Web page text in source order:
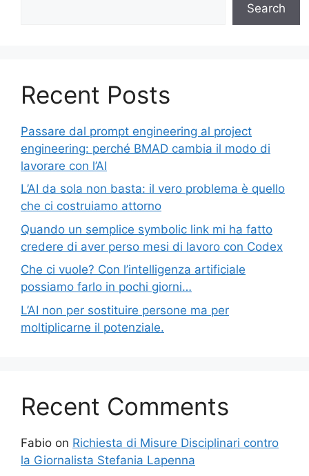
Search
Recent Posts
Passare dal prompt engineering al project
engineering: perché BMAD cambia il modo di
lavorare con l’AI
L’AI da sola non basta: il vero problema è quello
che ci costruiamo attorno
Quando un semplice symbolic link mi ha fatto
credere di aver perso mesi di lavoro con Codex
Che ci vuole? Con l’intelligenza artificiale
possiamo farlo in pochi giorni…
L’AI non per sostituire persone ma per
moltiplicarne il potenziale.
Recent Comments
Fabio on Richiesta di Misure Disciplinari contro
la Giornalista Stefania Lapenna